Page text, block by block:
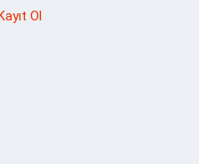
Ol